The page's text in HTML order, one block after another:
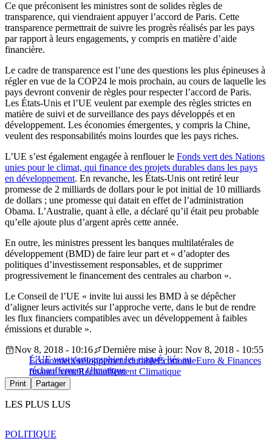
Ce que préconisent les ministres sont de solides règles de
transparence, qui viendraient appuyer l’accord de Paris. Cette
transparence permettrait de suivre les progrès réalisés par les pays
par rapport à leurs engagements, y compris en matière d’aide
financière.
Le cadre de transparence est l’une des questions les plus épineuses à
régler en vue de la COP24 le mois prochain, au cours de laquelle les
pays devront convenir de règles pour respecter l’accord de Paris.
Les États-Unis et l’UE veulent par exemple des règles strictes en
matière de suivi et de surveillance des pays développés et en
développement. Les économies émergentes, y compris la Chine,
veulent des responsabilités moins lourdes que les pays riches.
L’UE s’est également engagée à renflouer le Fonds vert des Nations
unies pour le climat, qui finance des projets durables dans les pays
en développement. En revanche, les États-Unis ont retiré leur
promesse de 2 milliards de dollars pour le pot initial de 10 milliards
de dollars ; une promesse qui datait en effet de l’administration
Obama. L’Australie, quant à elle, a déclaré qu’il était peu probable
qu’elle ajoute plus d’argent après cette année.
En outre, les ministres pressent les banques multilatérales de
développement (BMD) de faire leur part et « d’adopter des
politiques d’investissement responsables, et de supprimer
progressivement le financement des centrales au charbon ».
Le Conseil de l’UE « invite lui aussi les BMD à se dépêcher
d’aligner leurs activités sur l’approche verte, dans le but de rendre
les flux financiers compatibles avec un développement à faibles
émissions et durable ».
L’UE veut cartographier les risques liés au
réchauffement climatique
Nov 8, 2018 - 10:16
Dernière mise à jour: Nov 8, 2018 - 10:55
Économiedéveloppement durableÉconomieEuro & Finances
finance verteRéchauffement Climatique
Print Partager
LES PLUS LUS
POLITIQUE